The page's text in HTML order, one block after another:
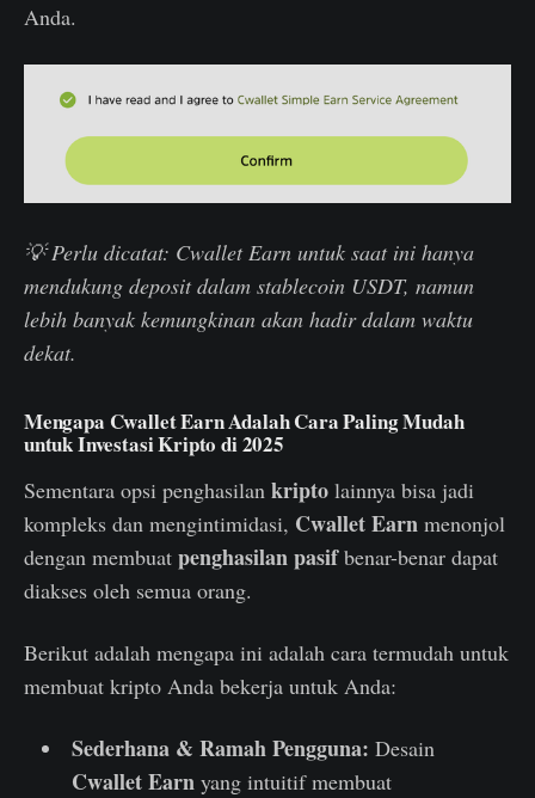
Anda.
💡 Perlu dicatat: Cwallet Earn untuk saat ini hanya
mendukung deposit dalam stablecoin USDT, namun
lebih banyak kemungkinan akan hadir dalam waktu
dekat.
Mengapa Cwallet Earn Adalah Cara Paling Mudah
untuk Investasi Kripto di 2025
Sementara opsi penghasilan kripto lainnya bisa jadi
kompleks dan mengintimidasi, Cwallet Earn menonjol
dengan membuat penghasilan pasifbenar-benar dapat
diakses oleh semua orang.
Berikut adalah mengapa ini adalah cara termudah untuk
membuat kripto Anda bekerja untuk Anda:
Sederhana & Ramah Pengguna: Desain
Cwallet Earnyang intuitif membuat